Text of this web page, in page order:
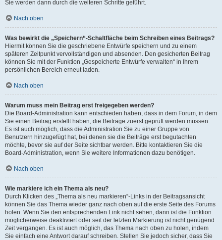
Sie werden dann durch die weiteren Schritte geführt.
Nach oben
Was bewirkt die „Speichern“-Schaltfläche beim Schreiben eines Beitrags?
Hiermit können Sie die geschriebene Entwürfe speichern und zu einem
späteren Zeitpunkt vervollständigen und absenden. Den gesicherten Beitrag
können Sie mit der Funktion „Gespeicherte Entwürfe verwalten“ in Ihrem
persönlichen Bereich erneut laden.
Nach oben
Warum muss mein Beitrag erst freigegeben werden?
Die Board-Administration kann entschieden haben, dass in dem Forum, in dem
Sie einen Beitrag erstellt haben, die Beiträge zuerst geprüft werden müssen.
Es ist auch möglich, dass die Administration Sie zu einer Gruppe von
Benutzern hinzugefügt hat, bei denen sie die Beiträge erst begutachten
möchte, bevor sie auf der Seite sichtbar werden. Bitte kontaktieren Sie die
Board-Administration, wenn Sie weitere Informationen dazu benötigen.
Nach oben
Wie markiere ich ein Thema als neu?
Durch Klicken des „Thema als neu markieren“-Links in der Beitragsansicht
können Sie das Thema wieder ganz nach oben auf die erste Seite des Forums
holen. Wenn Sie den entsprechenden Link nicht sehen, dann ist die Funktion
möglicherweise deaktiviert oder seit der letzten Markierung ist nicht genügend
Zeit vergangen. Es ist auch möglich, das Thema nach oben zu holen, indem
Sie einfach eine Antwort darauf schreiben. Stellen Sie jedoch sicher, dass Sie